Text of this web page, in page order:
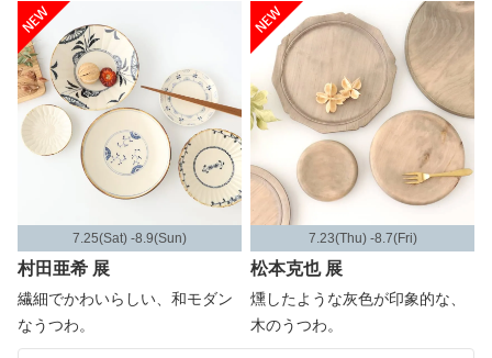
7.25(Sat) -8.9(Sun)
村田亜希 展
繊細でかわいらしい、和モダン
なうつわ。
7.23(Thu) -8.7(Fri)
松本克也 展
燻したような灰色が印象的な、
木のうつわ。